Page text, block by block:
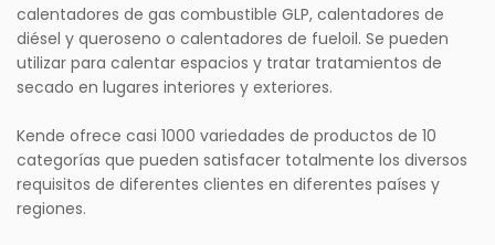
calentadores de gas combustible GLP, calentadores de
diésel y queroseno o calentadores de fueloil. Se pueden
utilizar para calentar espacios y tratar tratamientos de
secado en lugares interiores y exteriores.
Kende ofrece casi 1000 variedades de productos de 10
categorías que pueden satisfacer totalmente los diversos
requisitos de diferentes clientes en diferentes países y
regiones.